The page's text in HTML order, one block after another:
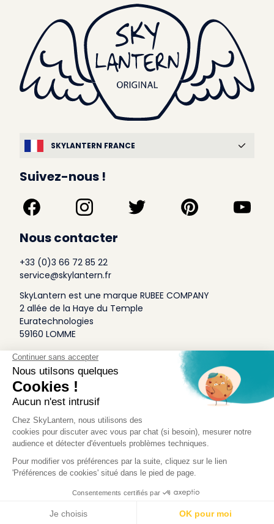
SKYLANTERN FRANCE
Suivez-nous !
Nous contacter
+33 (0)3 66 72 85 22
service@skylantern.fr
SkyLantern est une marque RUBEE COMPANY
2 allée de la Haye du Temple
Euratechnologies
59160 LOMME
A Propos
Qui sommes-nous
Conditions générales de Vente
Mentions légales
Politique Antispam
Idée Design
Skylantern Original in the UK